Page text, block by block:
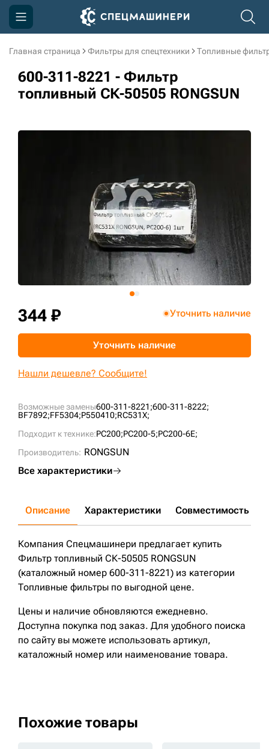
Главная страница Фильтры для спецтехники Топливные
600-311-8221 - Фильтр
топливный СК-50505 RONGSUN
Возможные замены600-311-8221;600-311-8222;
BF7892;FF5304;P550410;RC531X;
Подходит к технике:PC200;PC200-5;PC200-6E;
Производитель: RONGSUN
Все характеристики
344 ₽ Уточнить наличие
Уточнить наличие
Нашли дешевле? Сообщите!
Описание Характеристики Совместимость
Компания Спецмашинери предлагает купить
Фильтр топливный СК-50505 RONGSUN
(каталожный номер 600-311-8221) из категории
Топливные фильтры по выгодной цене.
Цены и наличие обновляются ежедневно.
Доступна покупка под заказ. Для удобного поиска
по сайту вы можете использовать артикул,
каталожный номер или наименование товара.
Похожие товары
Компания
Акции
Информация
3D тур по производству
3D тур по складам
sksale@skdst.ru
+7 (499) 394-50-93